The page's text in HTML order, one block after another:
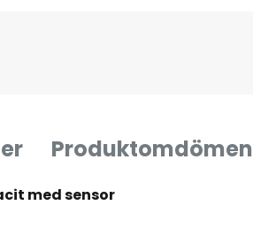
Produktomdömen
med sensor